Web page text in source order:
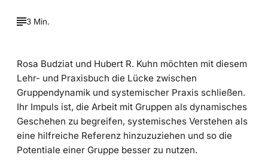
3 Min.
Rosa Budziat und Hubert R. Kuhn möchten mit diesem
Lehr- und Praxisbuch die Lücke zwischen
Gruppendynamik und systemischer Praxis schließen.
Ihr Impuls ist, die Arbeit mit Gruppen als dynamisches
Geschehen zu begreifen, systemisches Verstehen als
eine hilfreiche Referenz hinzuzuziehen und so die
Potentiale einer Gruppe besser zu nutzen.